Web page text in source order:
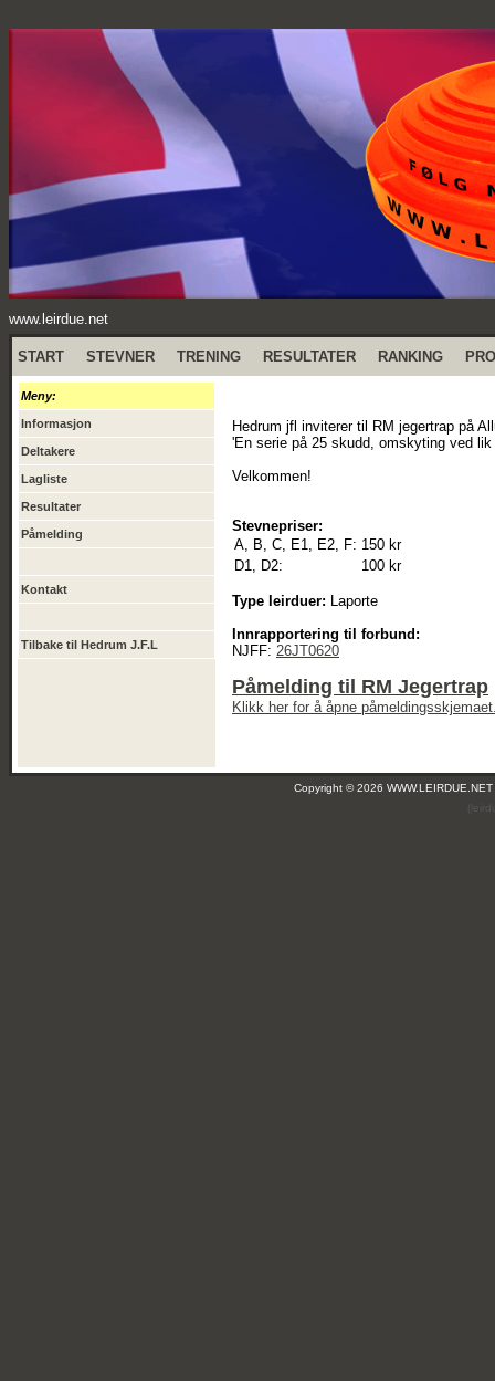
www.leirdue.net
START STEVNER TRENING RESULTATER RANKING
Meny:
Informasjon
Deltakere
Lagliste
Resultater
Påmelding
Kontakt
Tilbake til Hedrum J.F.L
Hedrum jfl inviterer til RM jegertrap på
'En serie på 25 skudd, omskyting ved
Velkommen!
Stevnepriser:
A, B, C, E1, E2, F: 150 kr
D1, D2:
100 kr
Type leirduer: Laporte
Innrapportering til forbund:
NJFF: 26JT0620
Påmelding til RM Jegertrap
Klikk her for å åpne
Copyright © 2026